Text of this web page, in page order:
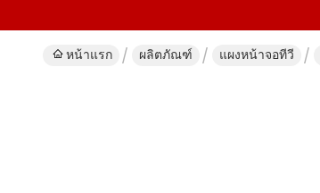
หน้าแรก ผลิตภัณฑ์ แผงหน้าจอทีวี